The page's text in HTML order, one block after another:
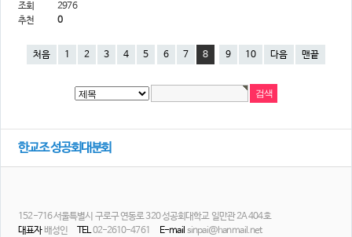
조회
2976
추천
0
처음 1 2 3 4 5 6 7 8 9 10 다음 맨끝
한교조 성공회대분회
152-716 서울특별시 구로구 연동로 320 성공회대학교 일만관 2A 404호
대표자배성인 TEL02-2610-4761 E-mail sinpai@hanmail.net